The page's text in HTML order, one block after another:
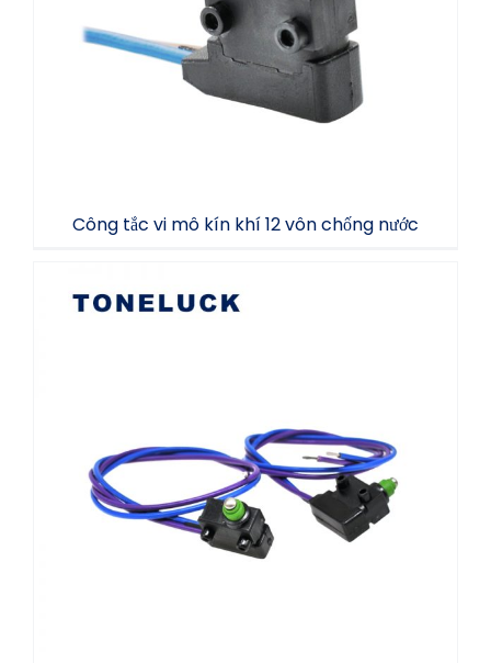
Công tắc vi mô kín khí 12 vôn chống nước
Công tắc vi mô kín khí 12 vôn chống nước
Công tắc vi mô có dây chống nước IP67
Công tắc hành động Tinny Snap